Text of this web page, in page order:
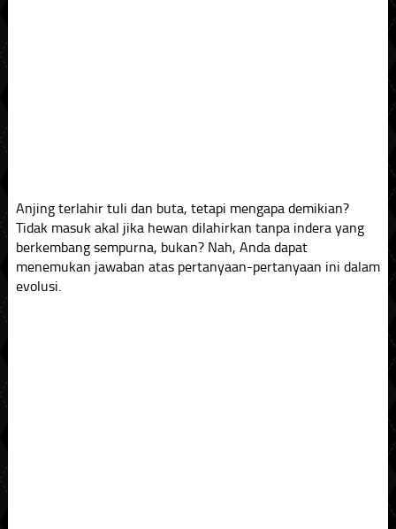
Anjing terlahir tuli dan buta, tetapi mengapa demikian?
Tidak masuk akal jika hewan dilahirkan tanpa indera yang
berkembang sempurna, bukan? Nah, Anda dapat
menemukan jawaban atas pertanyaan-pertanyaan ini dalam
evolusi.